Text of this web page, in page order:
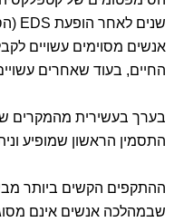
שנים לאחר הופעת EDS (הסעיף הקודם).
אנשים מסוימים עשויים
החיים, בעוד שאחרים
בערך בעשירית מהמקרים
התסמין הראשון שמופיע
ההתקפים הקשים ביותר
שבמהלכה אנשים אינם